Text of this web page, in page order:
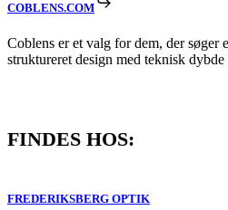
COBLENS.COM
Coblens er et valg for dem, der søger
struktureret design med teknisk
FINDES HOS:
FREDERIKSBERG OPTIK